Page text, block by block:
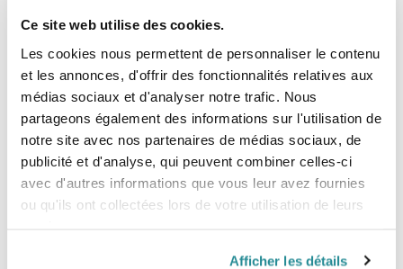
Ce site web utilise des cookies.
Les cookies nous permettent de personnaliser le contenu
et les annonces, d'offrir des fonctionnalités relatives aux
médias sociaux et d'analyser notre trafic. Nous
partageons également des informations sur l'utilisation de
notre site avec nos partenaires de médias sociaux, de
publicité et d'analyse, qui peuvent combiner celles-ci
avec d'autres informations que vous leur avez fournies
ou qu'ils ont collectées lors de votre utilisation de leurs
Afficher les détails
État de l'aile :
- Nombre de réparations : 0
Aile livrée avec :
- Sac de transport : OUI